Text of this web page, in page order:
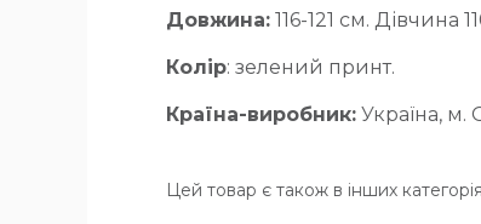
Довжина: 116-121 см. Дівчина
Колір: зелений принт.
Країна-виробник: Україна, м.
Цей товар є також в інших